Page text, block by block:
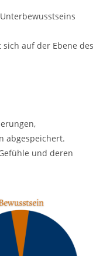
auf der Ebene des
abgespeichert.
und deren